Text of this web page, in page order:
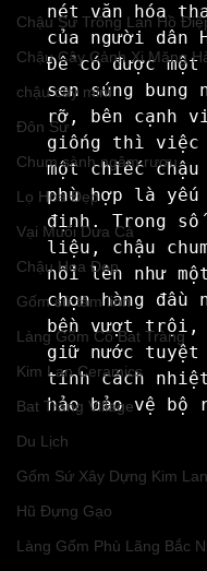
Chậu Sứ Trồng Lan Hồ
Chậu Cây Cảnh Xi Măng
chậu cây mini
Đôn Sứ
Chum sành ngâm rượu
Lọ Hoa Đẹp
Vại Muối Dưa Cà
Chậu Hoa Đẹp
Gốm sứ tâm linh
Làng Gốm Cổ Bát Tràng
Kim Lan Ceramics
Bat Trang Village
Du Lịch
Gốm Sứ Xây Dựng Kim
Hũ Đựng Gạo
Làng Gốm Phù Lãng Bắc
nét văn hóa
của người dân
Để có được một
sen súng bung
rỡ, bên cạnh
giống thì việc
một chiếc
phù hợp là
định. Trong số
liệu, chậu
nổi lên như
chọn hàng đầu
bền vượt trội,
giữ nước tuyệt
tính cách
hảo bảo vệ bộ